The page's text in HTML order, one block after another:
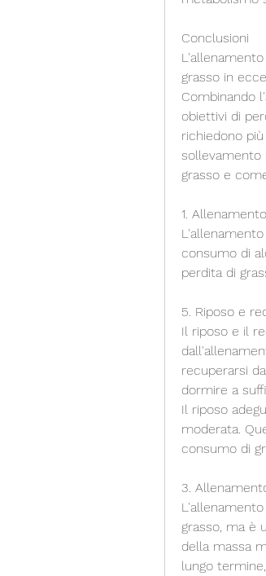
Conclusioni
grasso in
Combinando
obiettivi di
richiedono
sollevamento
grasso e
1.
consumo di
perdita di
5. Riposo e
Il riposo e il
recuperarsi
dormire a
Il riposo
moderata.
consumo di
3.
grasso, ma è
della massa
lungo